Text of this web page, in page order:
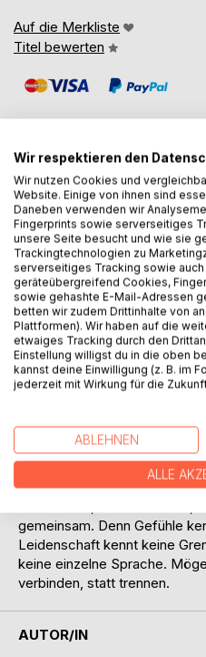
Auf die Merkliste
Titel bewerten
BESCHREIBUNG
Dieser Poesieband ist ein
Art. Eine Art Synergie. Hier
Verse zweier Autorinnen,
Frauen, die sich nie gesucht
Verbunden wurden sie durch
Leidenschaft: die Poesie.
entstand eine tiefe
und nichts, über das
Gott und die Welt.
Stimmen, die einander Raum
selbst treu bleiben. Das
stammen aus
In diesem Band treffen
gemeinsam. Denn Gefühle
Leidenschaft kennt keine
keine einzelne Sprache.
verbinden, statt trennen.
AUTOR/IN
Wir respektieren den
Wir nutzen Cookies und
Website. Einige von ihnen sind
Daneben verwenden wir
Fingerprints sowie serverseitiges
unsere Seite besucht und wie sie
Trackingtechnologien zu
serverseitiges Tracking sowie
geräteübergreifend Cookies,
sowie gehashte E-Mail-Adressen
betten wir zudem Drittinhalte von
Plattformen). Wir haben auf die
etwaiges Tracking durch den
Einstellung willigst du in die oben
kannst deine Einwilligung (z. B. im
jederzeit mit Wirkung für die
ABLEHNEN
ALLE